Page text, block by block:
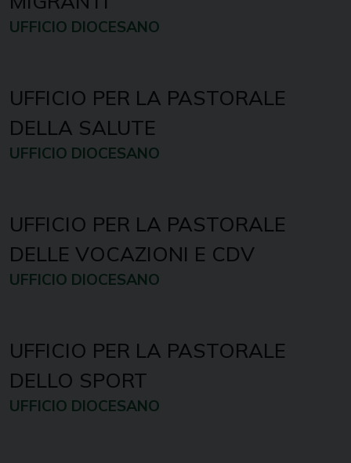
UFFICIO DIOCESANO
UFFICIO PER LA PASTORALE
DELLA SALUTE
UFFICIO DIOCESANO
UFFICIO PER LA PASTORALE
DELLE VOCAZIONI E CDV
UFFICIO DIOCESANO
UFFICIO PER LA PASTORALE
DELLO SPORT
UFFICIO DIOCESANO